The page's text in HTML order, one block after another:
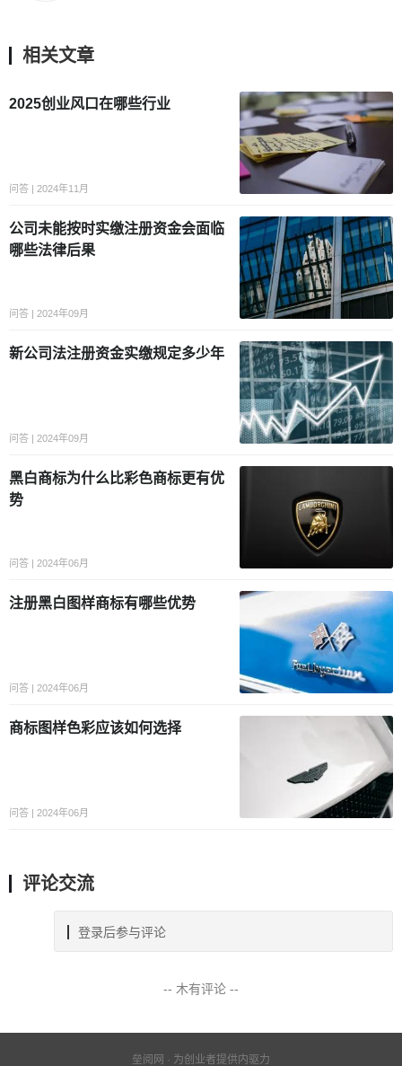
相关文章
2025创业风口在哪些行业
问答 | 2024年11月
公司未能按时实缴注册资金会面临
哪些法律后果
问答 | 2024年09月
新公司法注册资金实缴规定多少年
问答 | 2024年09月
黑白商标为什么比彩色商标更有优
势
问答 | 2024年06月
注册黑白图样商标有哪些优势
问答 | 2024年06月
商标图样色彩应该如何选择
问答 | 2024年06月
评论交流
登录后参与评论
-- 木有评论 --
垒阅网 · 为创业者提供内驱力